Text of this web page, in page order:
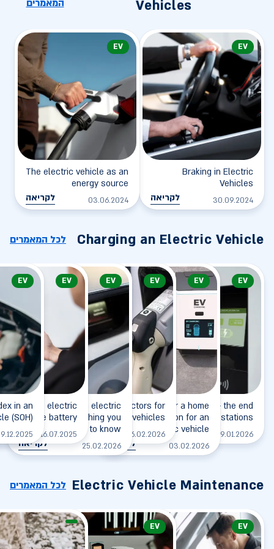
Vehicles
המאמרים
EV
Braking in Electric
Vehicles
30.09.2024 לקריאה
EV
The electric vehicle as an
energy source
03.06.2024 לקריאה
Charging an Electric Vehicle לכל המאמרים
EV
Charging station - the end
of gas stations?
19.01.2026 לקריאה
EV
Insurance for a home
charging station for an
electric vehicle
03.02.2026 לקריאה
EV
Types of connectors for
charging electric vehicles
26.02.2026 לקריאה
EV
Charging an electric
vehicle - everything you
need to know
25.02.2026 לקריאה
EV
of the electric
- the battery
16.07.2025
EV
in an
(SOH)
Electric Vehicle Maintenance לכל המאמרים
EV
EV